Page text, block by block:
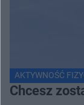
AKTYWNOŚĆ
Chcesz